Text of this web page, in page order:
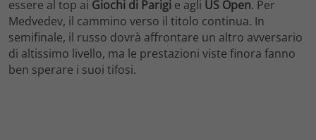
essere al top ai Giochi di Parigi e agli US Open. Per
Medvedev, il cammino verso il titolo continua. In
semifinale, il russo dovrà affrontare un altro avversario
di altissimo livello, ma le prestazioni viste finora fanno
ben sperare i suoi tifosi.